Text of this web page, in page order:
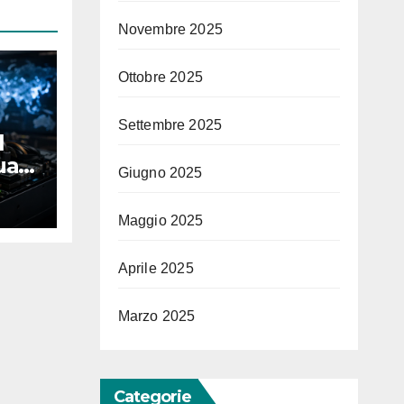
Novembre 2025
Ottobre 2025
Settembre 2025
Giugno 2025
Maggio 2025
Aprile 2025
Marzo 2025
Categorie